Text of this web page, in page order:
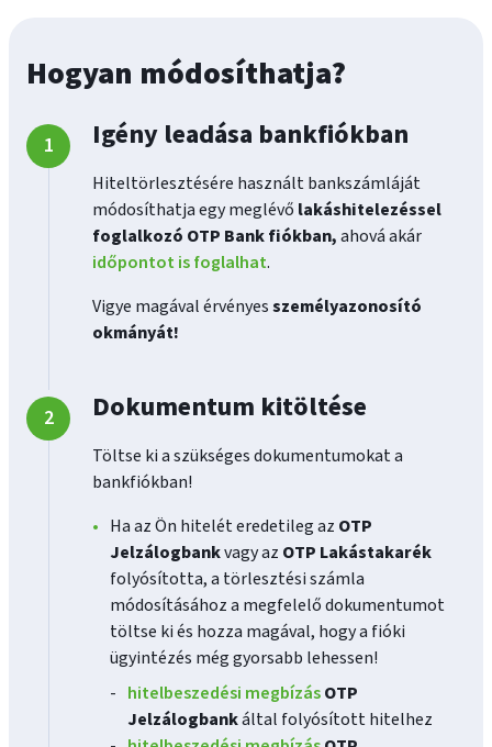
Hogyan módosíthatja?
Igény leadása bankfiókban
Hiteltörlesztésére használt bankszámláját
módosíthatja egy meglévő lakáshitelezéssel
foglalkozó OTP Bank fiókban,ahová akár
időpontot is foglalhat.
Vigye magával érvényesszemélyazonosító
okmányát!
Dokumentum kitöltése
Töltse ki a szükséges dokumentumokat a
bankfiókban!
Ha az Ön hitelét eredetileg az OTP
Jelzálogbankvagy az OTP Lakástakarék
folyósította, a törlesztési számla
módosításához a megfelelő dokumentumot
töltse ki és hozza magával, hogy a fióki
ügyintézés még gyorsabb lehessen!
hitelbeszedési megbízásOTP
Jelzálogbankáltal folyósított hitelhez